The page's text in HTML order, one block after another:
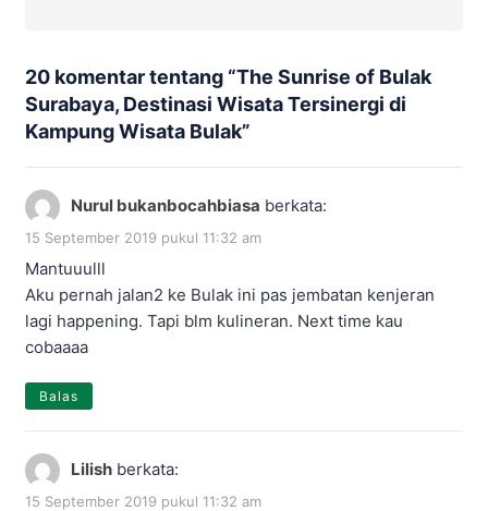
20 komentar tentang “The Sunrise of Bulak
Surabaya, Destinasi Wisata Tersinergi di
Kampung Wisata Bulak”
Nurul bukanbocahbiasa berkata:
15 September 2019 pukul 11:32 am
Mantuuulll
Aku pernah jalan2 ke Bulak ini pas jembatan kenjeran
lagi happening. Tapi blm kulineran. Next time kau
cobaaaa
Balas
Lilish berkata:
15 September 2019 pukul 11:32 am